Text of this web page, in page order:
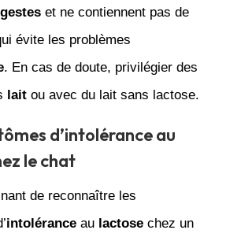
et ne contiennent pas de
évite les problèmes
. En cas de doute, privilégier des
laitou avec du lait sans lactose.
d’intolérance au
le chat
de reconnaître les
intoléranceau lactosechez un